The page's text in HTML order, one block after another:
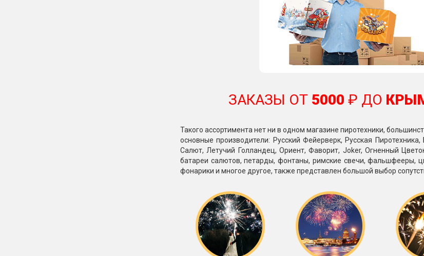
ЗАКАЗЫ ОТ 5000 ₽ ДО
Такого ассортимента нет ни в одном магазине пиротехники,
основные производители: Русский Фейерверк, Русская
Салют, Летучий Голландец, Ориент, Фаворит, Joker, Огненный
батареи салютов, петарды, фонтаны, римские свечи, фальшфееры,
фонарики и многое другое, также представлен большой выбор